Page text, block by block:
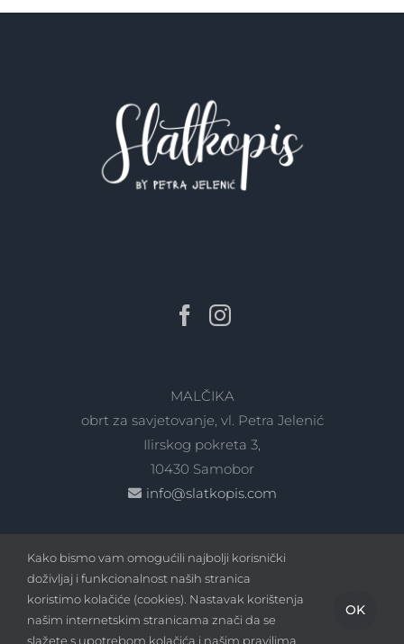
MALČIKA
obrt za savjetovanje, vl. Petra Jelenić
Ilirskog pokreta 3,
10430 Samobor
info@slatkopis.com
Copyright2026 - slatkopis.com | Sva prava pridržana |
Kako bismo vam omogućili najbolji korisnički
doživljaj i funkcionalnost naših stranica
koristimo kolačiće (cookies). Nastavak korištenja
našim internetskim stranicama znači da se
slažete s upotrebom kolačića i našim pravilima
OK